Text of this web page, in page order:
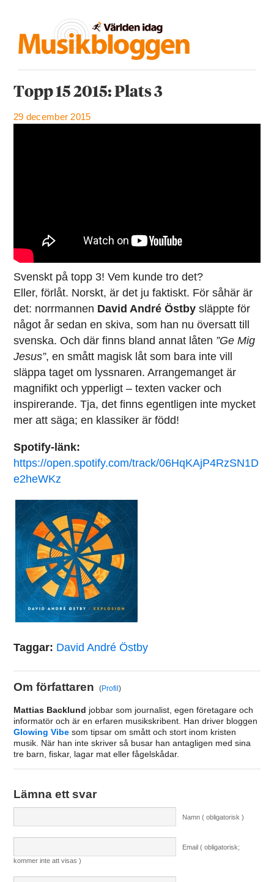
Topp 15 2015: Plats 3
29 december 2015
Svenskt på topp 3! Vem kunde tro det?
Eller, förlåt. Norskt, är det ju faktiskt. För såhär är
det: norrmannen David André Östbysläppte för
något år sedan en skiva, som han nu översatt till
svenska. Och där finns bland annat låten ”Ge Mig
Jesus”, en smått magisk låt som bara inte vill
släppa taget om lyssnaren. Arrangemanget är
magnifikt och ypperligt – texten vacker och
inspirerande. Tja, det finns egentligen inte mycket
mer att säga; en klassiker är född!
Spotify-länk:
https://open.spotify.com/track/06HqKAjP4RzSN1D
e2heWKz
Taggar: David André Östby
Om författaren (Profil )
Mattias Backlund jobbar som journalist, egen företagare och
informatör och är en erfaren musikskribent. Han driver bloggen
Glowing Vibesom tipsar om smått och stort inom kristen
musik. När han inte skriver så busar han antagligen med sina
tre barn, fiskar, lagar mat eller fågelskådar.
Lämna ett svar
Namn ( obligatorisk )
Email ( obligatorisk;
kommer inte att visas )